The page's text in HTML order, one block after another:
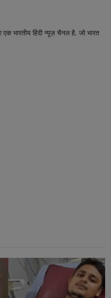
एक भारतीय हिंदी न्यूज़ चैनल है, जो भारत